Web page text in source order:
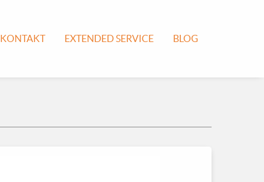
KONTAKT EXTENDED SERVICE BLOG